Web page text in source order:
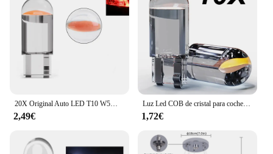
20X Original Auto LED T10 W5W Cob bombilla para maletero 194 lámpara de techo Interior luz de matrícula Led 6000K blanco naranja ámbar 12V 24V DC
2,49€
Luz Led COB de cristal para coche, lámpara blanca para matrícula de automóvil, estilo de bombilla DRL, W5W T10, 6000K, 10/50 piezas, 12V
1,72€